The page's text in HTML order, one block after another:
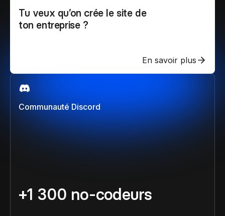
Communauté Discord
+1 300 no-codeurs
Tu veux qu’on crée le site de
ton entreprise ?
En savoir plus